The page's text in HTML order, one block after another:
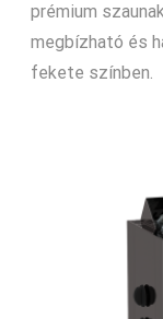
prémium
megbízható és
fekete színben.